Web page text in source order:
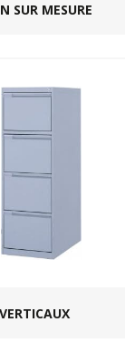
SUR MESURE